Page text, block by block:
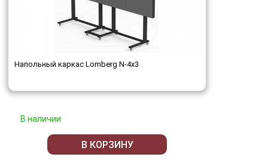
Напольный каркас Lomberg N-4х3
В наличии
В КОРЗИНУ